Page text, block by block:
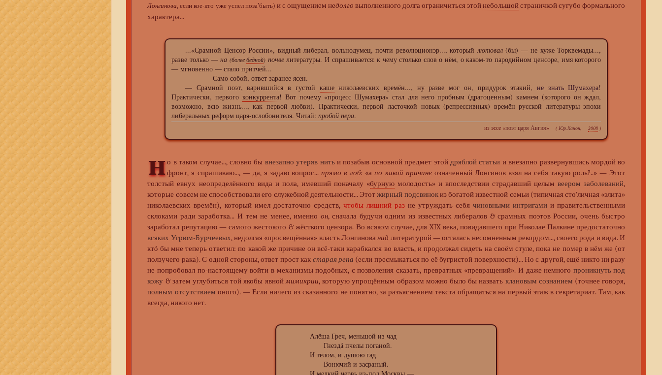
Лонгинова , если кое-кто уже успел поза’быть) и с ощущением недолго выполненного долга ограничиться этойнебольшойстраничкой сугубо формального
характера...
...«Срамной Ценсор России», видный либерал, вольнодумец, почти революционэр..., которыйлютовал(бы) — не хуже Торквемады...,
разве только —на (болеебедной) почвелитературы. И спрашивается: к чему столько слов о нём, о каком-то пародийном ценсоре, имя которого
— мгновенно — стало притчей...
Само собой, ответ заранее ясен.
— Срамной поэт, варившийся в густой кашениколаевских времён..., ну разве мог он, придурок этакий, не знать Шумахера!
Практически, первого конкуррента! Вот почему «процесс Шумахера» стал для него пробным (драгоценным) камнем (которого он ждал,
возможно, всю жизнь..., как первойлюбви). Практически, первой ласточкой новых (репрессивных) времён русской литературы эпохи
либеральных реформ царя-ослобонителя. Читай:пробой пера.
из эссе «поэт царя Авгия» (Юр.Ханон,2008 )
но в таком случае..., словно бы внезапно утеряв нитьи позабыв основной предмет этой дряблой статьи и внезапно развернувшись мордой во
фронт, я спрашиваю..., — да, я задаю вопрос...прямо в лоб: «апо какой причинеозначенный Лонгинов взял на себя такую роль?..» — Этот
толстый евнух неопределённого вида и пола, имевший поначалу «бурнуюмолодость» и впоследствии страдавший целымвеером заболеваний,
которые совсем не способствовали его служебной деятельности... Этотжирный подсвинокиз богатой известной семьи (типичная сто’личная «элита»
николаевских времён), который имел достаточно средств, чтобы лишний разне утруждать себячиновными интригами и правительственными
склоками ради заработка... И тем не менее, именно он, сначала будучи одним из известных либералов & срамных поэтов России, очень быстро
заработал репутацию — самого жестокого & жёсткого цензора. Во всяком случае, для XIX века, повидавшего при Николае Палкине предостаточно
всяких Угрюм-Бурчеевых, недолгая «просвещённая» власть Лонгинованад литературой — осталась несомненным рекордом..., своего рода и вида. И
ктó бы мне теперь ответил: по какой же причине он всё-таки карабкался во власть, и продолжал сидеть на своём стуле, пока не помер в нём же (от
ползучего рака). С одной стороны, ответ прост как старая репа (если пресмыкаться по её бугристой поверхности)... Но с другой, ещё никто ни разу
не попробовал по-настоящему войти в механизмы подобных, с позволения сказать, превратных «превращений». И даже немного проникнуть под
кожу & затем углубиться той якобы явноймимикрии, которую упрощённым образом можно было бы назвать клановым сознанием (точнее говоря,
полным отсутствием оного). — Если ничего из сказанного не понятно, за разъяснением текста обращаться на первый этаж в секретариат. Там, как
всегда, никого нет.
Алёша Греч, меньшой из чад
Гнездá пчелы поганой.
И телом, и душою гад
‎Вонючий и засраный.